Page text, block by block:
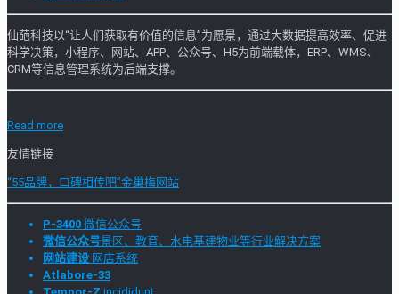
仙葩科技以“让人们获取有价值的信息”为愿景，通过大数据提高效率、促进
科学决策，小程序、网站、APP、公众号、H5为前端载体，ERP、WMS、
CRM等信息管理系统为后端支撑。
Read more
友情链接
“55品牌，口碑相传吧”金巢梅网站
P-3400 微信公众号
微信公众号景区、教育、水电基建物业等行业解决方案
网站建设 网店系统
Atlabore-33